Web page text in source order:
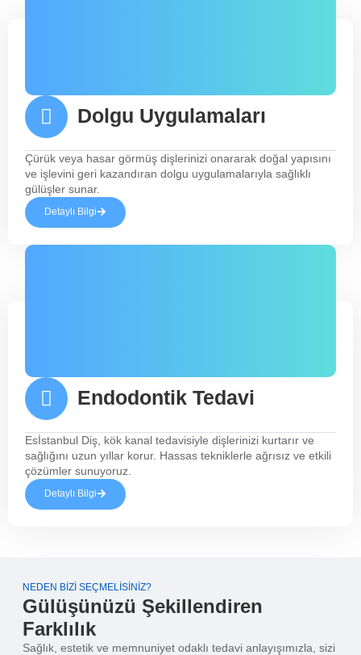
Dolgu Uygulamaları
Çürük veya hasar görmüş dişlerinizi onararak doğal yapısını
ve işlevini geri kazandıran dolgu uygulamalarıyla sağlıklı
gülüşler sunar.
Detaylı Bilgi
Endodontik Tedavi
Esİstanbul Diş, kök kanal tedavisiyle dişlerinizi kurtarır ve
sağlığını uzun yıllar korur. Hassas tekniklerle ağrısız ve etkili
çözümler sunuyoruz.
Detaylı Bilgi
NEDEN BIZI SEÇMELISINIZ?
Gülüşünüzü Şekillendiren
Farklılık
Sağlık, estetik ve memnuniyet odaklı tedavi anlayışımızla, sizi